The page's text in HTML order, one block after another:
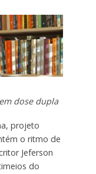
dose dupla
projeto
o ritmo de
Jeferson
do